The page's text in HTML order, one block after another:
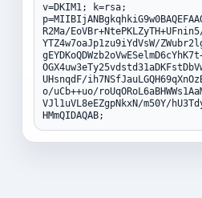
v=DKIM1; k=rsa;
R2Ma/
YTZ4w7oaJp1zu9iYdVsW/
UHsnqdF/
o/uCb++uo/
VJl1uVL8eEZgpNkxN/m50Y/
HMmQIDAQAB;